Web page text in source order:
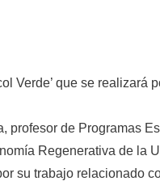
Verde’ que se realizará
profesor de Programas
Regenerativa de la
su trabajo relacionado